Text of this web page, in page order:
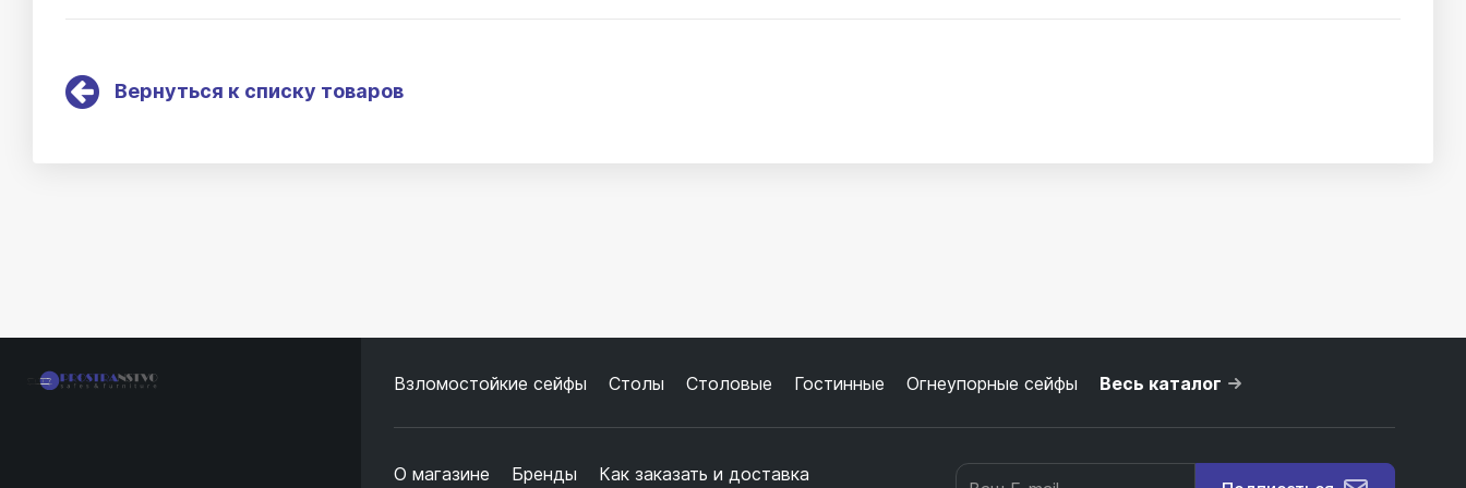
Вернуться к списку товаров
Взломостойкие сейфы Столы Столовые Гостинные Огнеупорные сейфы Весь каталог
О магазине Бренды Как заказать и доставка